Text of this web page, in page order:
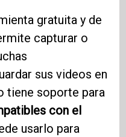
gratuita y de
capturar o
sus videos en
tiene soporte para
con el
usarlo para